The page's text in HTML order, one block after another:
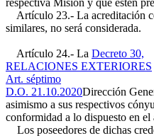
respectiva Misión y que estén
Artículo 23.- La acreditación
similares, no será considerada.
Artículo 24.- La Decreto 30,
RELACIONES EXTERIORES
Art. séptimo
D.O. 21.10.2020Dirección
asimismo a sus respectivos
conformidad a lo dispuesto en
Los poseedores de dichas